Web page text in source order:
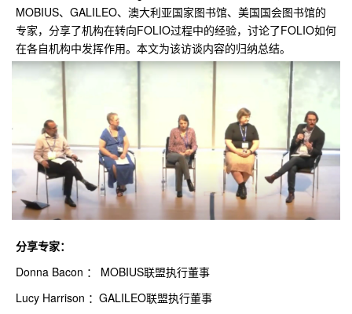
MOBIUS、GALILEO、澳大利亚国家图书馆、美国国会图书馆的
专家，分享了机构在转向FOLIO过程中的经验，讨论了FOLIO如何
在各自机构中发挥作用。本文为该访谈内容的归纳总结。
分享专家：
Donna Bacon ： MOBIUS联盟执行董事
Lucy Harrison ：GALILEO联盟执行董事